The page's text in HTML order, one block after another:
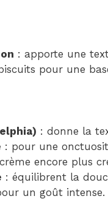
: apporte une
pour une
: donne la
: pour une
encore plus
: équilibrent la
un goût intense.